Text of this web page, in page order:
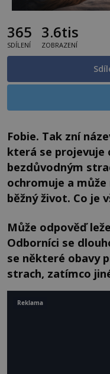
365
SDÍLENÍ
3.6tis
ZOBRAZENÍ
Fobie. Tak zní
která se projevuje
bezdůvodným
ochromuje a
běžný život. Co je
Může odpověď
Odborníci se
se některé obavy
strach, zatímco
Reklama